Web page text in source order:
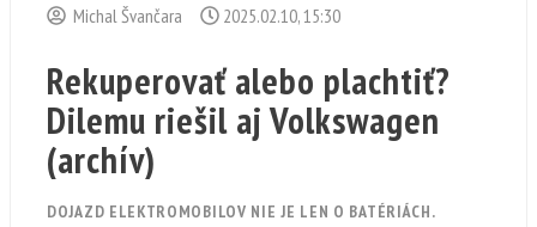
Michal Švančara 2025.02.10, 15:30
Rekuperovať alebo plachtiť?
Dilemu riešil aj Volkswagen
(archív)
DOJAZD ELEKTROMOBILOV NIE JE LEN O BATÉRIÁCH.